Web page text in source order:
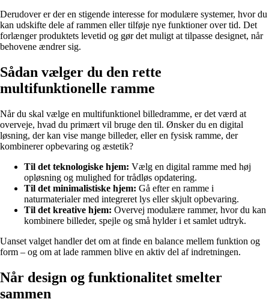
Derudover er der en stigende interesse for modulære systemer, hvor du
kan udskifte dele af rammen eller tilføje nye funktioner over tid. Det
forlænger produktets levetid og gør det muligt at tilpasse designet, når
behovene ændrer sig.
Sådan vælger du den rette
multifunktionelle ramme
Når du skal vælge en multifunktionel billedramme, er det værd at
overveje, hvad du primært vil bruge den til. Ønsker du en digital
løsning, der kan vise mange billeder, eller en fysisk ramme, der
kombinerer opbevaring og æstetik?
Til det teknologiske hjem: Vælg en digital ramme med høj
opløsning og mulighed for trådløs opdatering.
Til det minimalistiske hjem: Gå efter en ramme i
naturmaterialer med integreret lys eller skjult opbevaring.
Til det kreative hjem: Overvej modulære rammer, hvor du kan
kombinere billeder, spejle og små hylder i et samlet udtryk.
Uanset valget handler det om at finde en balance mellem funktion og
form – og om at lade rammen blive en aktiv del af indretningen.
Når design og funktionalitet smelter
sammen